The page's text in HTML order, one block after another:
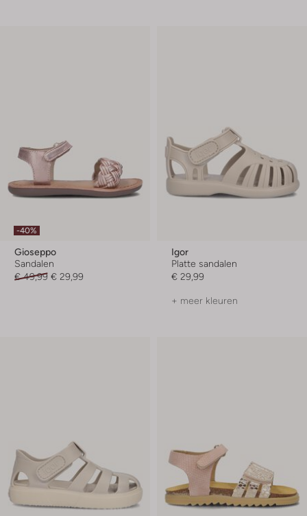
-40%
Gioseppo
Sandalen
€ 49,99 € 29,99
Igor
Platte sandalen
€ 29,99
+ meer kleuren